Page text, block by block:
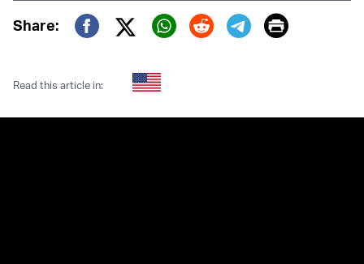
Share:
Twitter (X)
Print
Read this article in: